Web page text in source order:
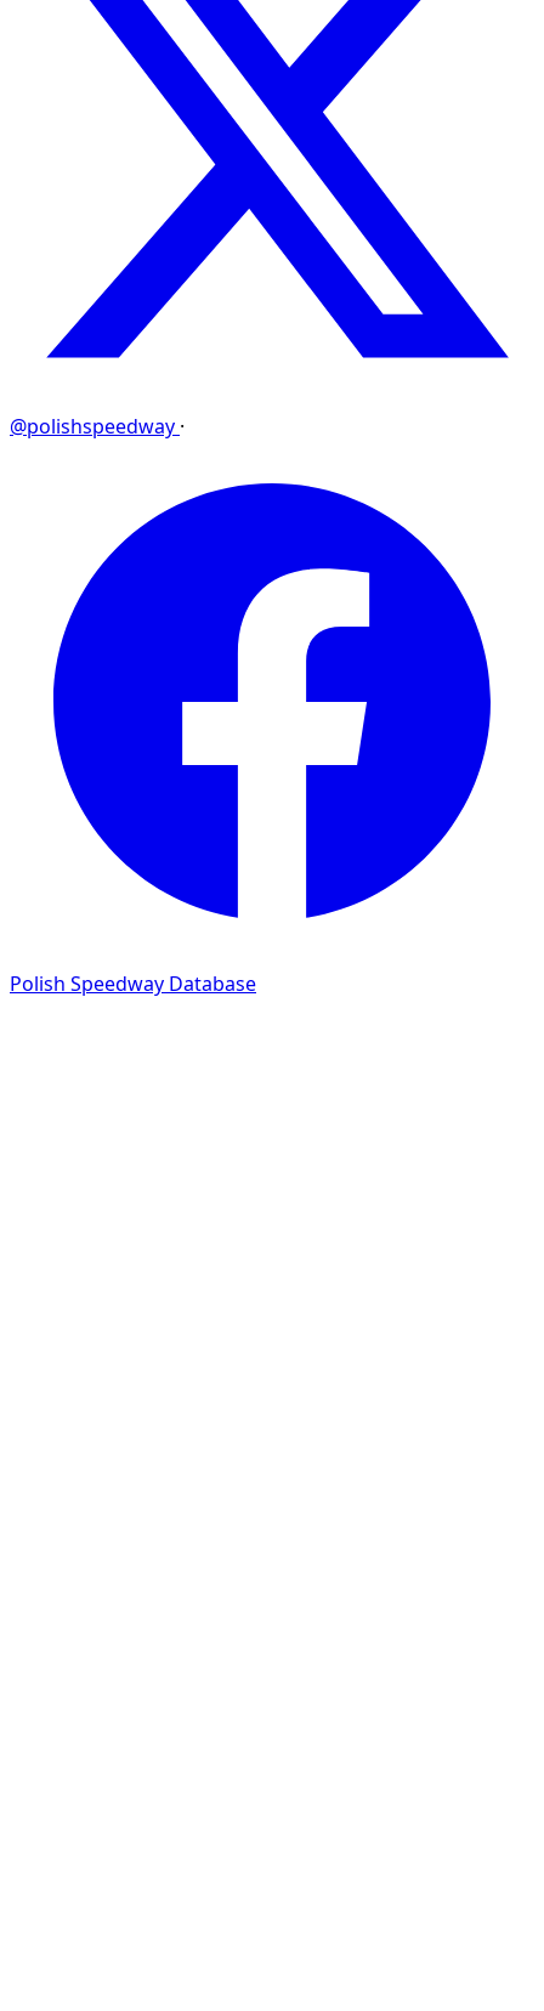
@polishspeedway ·
Polish Speedway Database